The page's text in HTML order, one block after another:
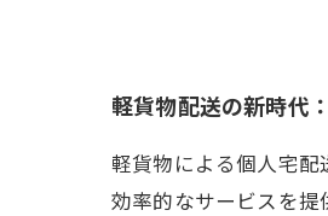
軽貨物配送の新時代
軽貨物による個人宅
効率的なサービスを